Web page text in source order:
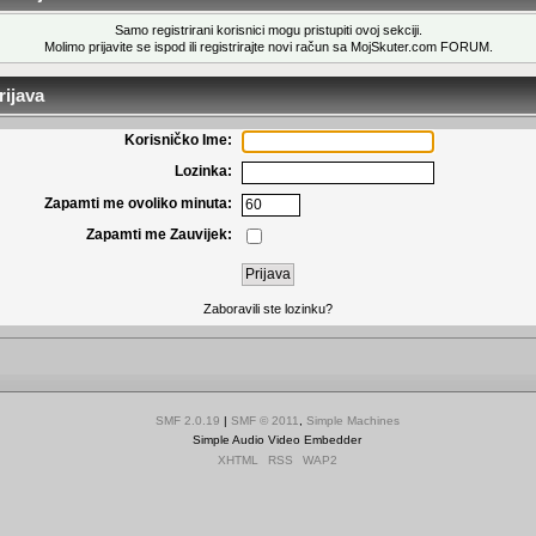
Samo registrirani korisnici mogu pristupiti ovoj sekciji.
Molimo prijavite se ispod ili registrirajte novi računsa MojSkuter.com FORUM.
Korisničko Ime:
Lozinka:
Zapamti me ovoliko minuta:
Zapamti me Zauvijek:
Zaboravili ste lozinku?
SMF 2.0.19 | SMF © 2011
Simple Machines
Simple Audio Video Embedder
XHTML
RSS WAP2